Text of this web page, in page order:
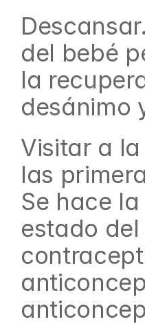
del bebé
la
desánimo
Visitar a
las
Se hace
estado